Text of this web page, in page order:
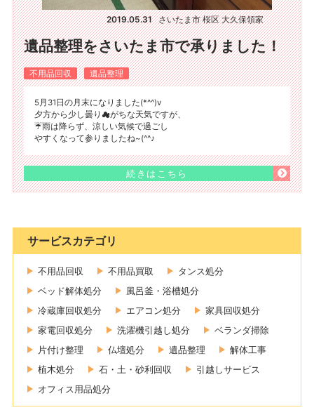
2019.05.31 さいたま市 桜区 大久保領家
遺品整理をさいたま市で承りました！
不用品回収 遺品整理
5月31日の月末になりました(*^^)v
夕方から少し曇り☁がちな天気ですが、
☔雨は降らず、涼しい気候で過ごし
やすくなって参りましたね~(^^♪
続きはこちら
サービスカテゴリ
不用品回収 不用品買取
タンス処分
ベッド解体処分
風呂釜・浴槽処分
冷蔵庫回収処分
エアコン処分
家具回収処分
家電回収処分
洗濯機引越し処分
ベランダ掃除
片付け整理
仏壇処分 遺品整理
解体工事
植木処分
石・土・砂利回収
引越しサービス
オフィス用品処分